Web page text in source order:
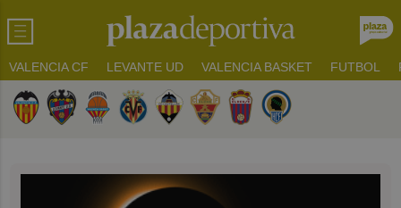
VALENCIA CF LEVANTE UD VALENCIA BASKET FUTBOL